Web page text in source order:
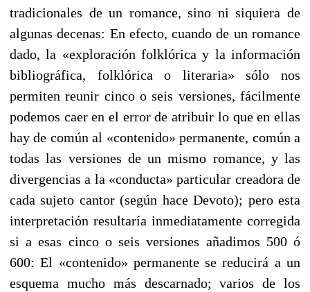
tradicionales de un romance, sino ni siquiera de
algunas decenas: En efecto, cuando de un romance
dado, la «exploración folklórica y la información
bibliográfica, folklórica o literaria» sólo nos
permiten reunir cinco o seis versiones, fácilmente
podemos caer en el error de atribuir lo que en ellas
hay de común al «contenido» permanente, común a
todas las versiones de un mismo romance, y las
divergencias a la «conducta» particular creadora de
cada sujeto cantor (según hace Devoto); pero esta
interpretación resultaría inmediatamente corregida
si a esas cinco o seis versiones añadimos 500 ó
600: El «contenido» permanente se reducirá a un
esquema mucho más descarnado; varios de los